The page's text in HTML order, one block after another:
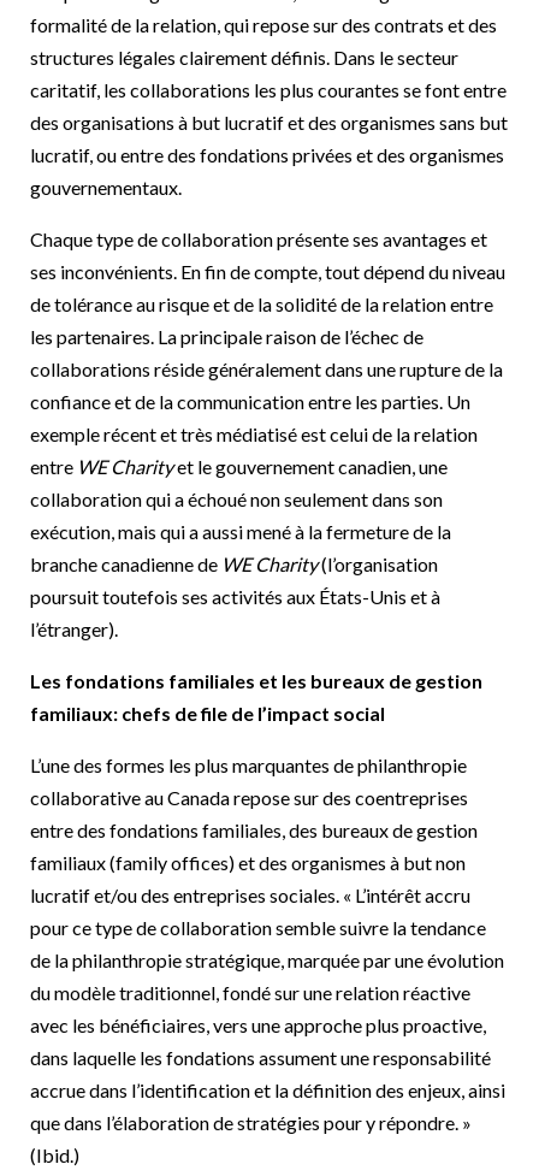
formalité de la relation, qui repose sur des contrats et des
structures légales clairement définis. Dans le secteur
caritatif, les collaborations les plus courantes se font entre
des organisations à but lucratif et des organismes sans but
lucratif, ou entre des fondations privées et des organismes
gouvernementaux.
Chaque type de collaboration présente ses avantages et
ses inconvénients. En fin de compte, tout dépend du niveau
de tolérance au risque et de la solidité de la relation entre
les partenaires. La principale raison de l’échec de
collaborations réside généralement dans une rupture de la
confiance et de la communication entre les parties. Un
exemple récent et très médiatisé est celui de la relation
entre WE Charityet le gouvernement canadien, une
collaboration qui a échoué non seulement dans son
exécution, mais qui a aussi mené à la fermeture de la
branche canadienne de WE Charity(l’organisation
poursuit toutefois ses activités aux États-Unis et à
l’étranger).
Les fondations familiales et les bureaux de gestion
familiaux: chefs de file de l’impact social
L’une des formes les plus marquantes de philanthropie
collaborative au Canada repose sur des coentreprises
entre des fondations familiales, des bureaux de gestion
familiaux (family offices) et des organismes à but non
lucratif et/ou des entreprises sociales. « L’intérêt accru
pour ce type de collaboration semble suivre la tendance
de la philanthropie stratégique, marquée par une évolution
du modèle traditionnel, fondé sur une relation réactive
avec les bénéficiaires, vers une approche plus proactive,
dans laquelle les fondations assument une responsabilité
accrue dans l’identification et la définition des enjeux, ainsi
que dans l’élaboration de stratégies pour y répondre. »
(Ibid.)